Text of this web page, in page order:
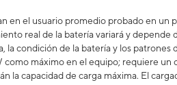
en el usuario promedio probado en un
real de la batería variará y depende
la condición de la batería y los patrones
máximo en el equipo; requiere un
capacidad de carga máxima. El